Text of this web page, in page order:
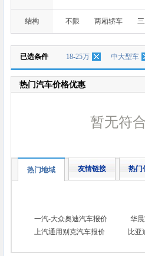
结构 不限 两厢轿车
已选条件 18-25万 中大型车
热门汽车价格优惠
暂无符
热门地域 友情链接 热门
一汽-大众奥迪汽车报价
华
上汽通用别克汽车报价
比亚